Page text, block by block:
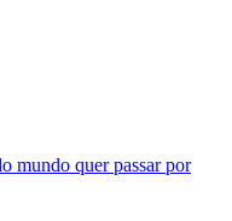
mundo quer passar por